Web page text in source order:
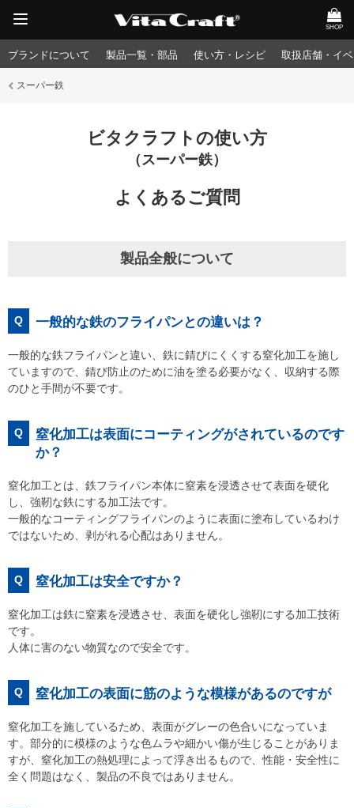
SHOP
ブランドについて 製品一覧・部品 使い方・レシピ 取扱店舗・イ
スーパー鉄
ビタクラフトの使い方
（スーパー鉄）
よくあるご質問
製品全般について
Q 一般的な鉄のフライパンとの違いは？
一般的な鉄フライパンと違い、鉄に錆びにくくする窒化加工を施し
ていますので、錆び防止のために油を塗る必要がなく、収納する際
のひと手間が不要です。
Q
窒化加工は表面にコーティングがされているのです
か？
窒化加工とは、鉄フライパン本体に窒素を浸透させて表面を硬化
し、強靭な鉄にする加工法です。
一般的なコーティングフライパンのように表面に塗布しているわけ
ではないため、剥がれる心配はありません。
Q 窒化加工は安全ですか？
窒化加工は鉄に窒素を浸透させ、表面を硬化し強靭にする加工技術
です。
人体に害のない物質なので安全です。
Q 窒化加工の表面に筋のような模様があるのですが
窒化加工を施しているため、表面がグレーの色合いになっていま
す。部分的に模様のような色ムラや細かい傷が生じることがありま
すが、窒化加工の熱処理によって浮き出るもので、性能・安全性に
全く問題はなく、製品の不良ではありません。